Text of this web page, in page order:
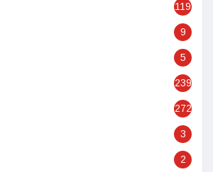
119
9
5
239
272
3
2